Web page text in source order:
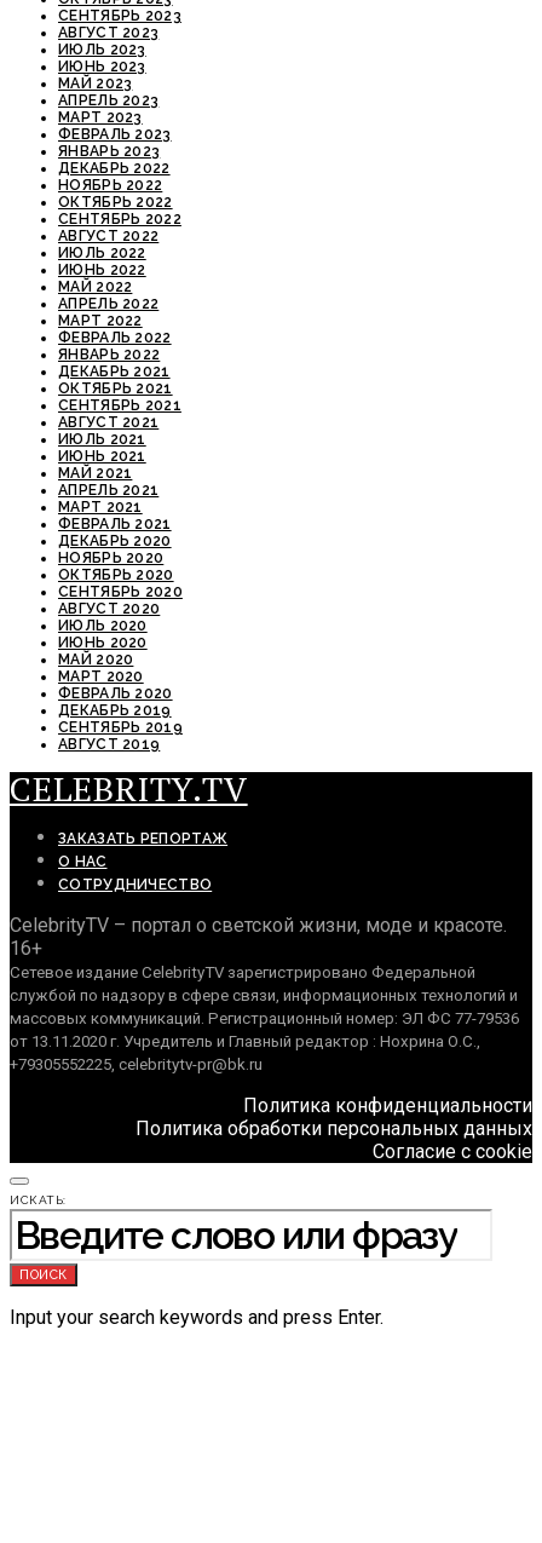
СЕНТЯБРЬ 2023
АВГУСТ 2023
ИЮЛЬ 2023
ИЮНЬ 2023
МАЙ 2023
АПРЕЛЬ 2023
МАРТ 2023
ФЕВРАЛЬ 2023
ЯНВАРЬ 2023
ДЕКАБРЬ 2022
НОЯБРЬ 2022
ОКТЯБРЬ 2022
СЕНТЯБРЬ 2022
АВГУСТ 2022
ИЮЛЬ 2022
ИЮНЬ 2022
МАЙ 2022
АПРЕЛЬ 2022
МАРТ 2022
ФЕВРАЛЬ 2022
ЯНВАРЬ 2022
ДЕКАБРЬ 2021
ОКТЯБРЬ 2021
СЕНТЯБРЬ 2021
АВГУСТ 2021
ИЮЛЬ 2021
ИЮНЬ 2021
МАЙ 2021
АПРЕЛЬ 2021
МАРТ 2021
ФЕВРАЛЬ 2021
ДЕКАБРЬ 2020
НОЯБРЬ 2020
ОКТЯБРЬ 2020
СЕНТЯБРЬ 2020
АВГУСТ 2020
ИЮЛЬ 2020
ИЮНЬ 2020
МАЙ 2020
МАРТ 2020
ФЕВРАЛЬ 2020
ДЕКАБРЬ 2019
СЕНТЯБРЬ 2019
АВГУСТ 2019
CELEBRITY.TV
ЗАКАЗАТЬ РЕПОРТАЖ
О НАС
СОТРУДНИЧЕСТВО
CelebrityTV – портал о светской жизни, моде и красоте.
16+
Сетевое издание CelebrityTV зарегистрировано Федеральной
службой по надзору в сфере связи, информационных технологий и
массовых коммуникаций. Регистрационный номер: ЭЛ ФС 77-79536
от 13.11.2020 г. Учредитель и Главный редактор : Нохрина О.С.,
+79305552225, celebritytv-pr@bk.ru
Политика конфиденциальности
Политика обработки персональных данных
Согласие с cookie
ИСКАТЬ:
ПОИСК
Input your search keywords and press Enter.